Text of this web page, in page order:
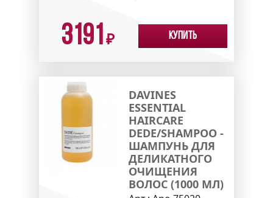
3191 ₽ Купить
DAVINES
ESSENTIAL
HAIRCARE
DEDE/SHAMPOO -
ШАМПУНЬ ДЛЯ
ДЕЛИКАТНОГО
ОЧИЩЕНИЯ
ВОЛОС (1000 МЛ)